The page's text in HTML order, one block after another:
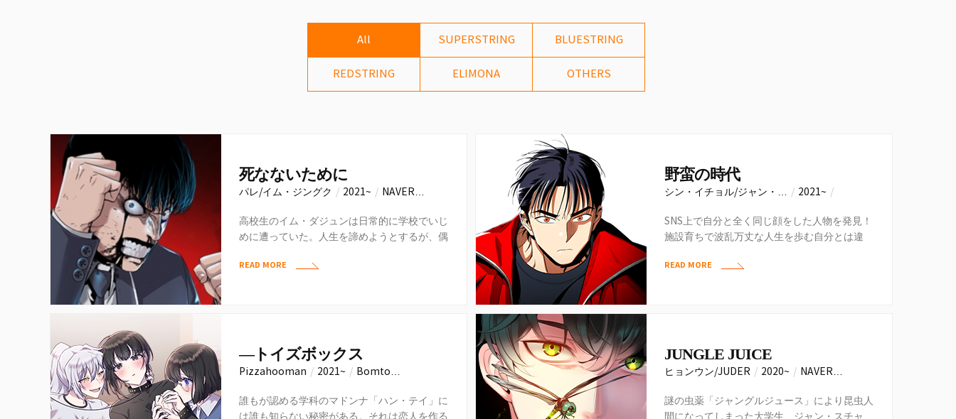
All SUPERSTRING BLUESTRING
REDSTRING ELIMONA OTHERS
死なないために
パレ/イム・ジングク / 2021~ / NAVER…
高校生のイム・ダジュンは日常的に学校でいじ
めに遭っていた。人生を諦めようとするが、偶
感銘…
READ MORE
野蛮の時代
シン・イチョル/ジャン・… / 2021~ /
SNS上で自分と全く同じ顔をした人物を発見！
施設育ちで波乱万丈な人生を歩む自分とは違
れた…
READ MORE
―トイズボックス
Pizzahooman / 2021~ / Bomto…
誰もが認める学科のマドンナ「ハン・テイ」に
JUNGLE JUICE
ヒョンウン/JUDER / 2020~ / NAVER…
謎の虫薬「ジャングルジュース」により昆虫人